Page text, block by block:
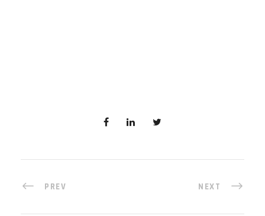
PREV NEXT